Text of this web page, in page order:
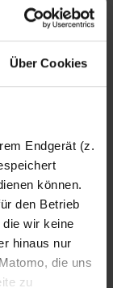
Über Cookies
Endgerät (z.
können.
den Betrieb
wir keine
hinaus nur
die uns
zu
Lorenz